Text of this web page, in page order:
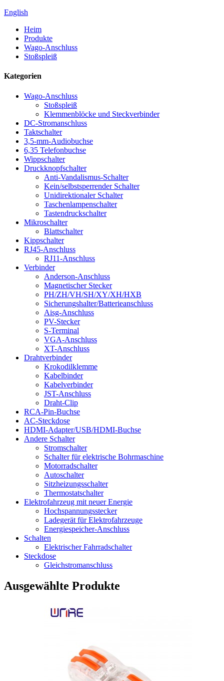
English
Heim
Produkte
Wago-Anschluss
Stoßspleiß
Kategorien
Wago-Anschluss
Stoßspleiß
Klemmenblöcke und Steckverbinder
DC-Stromanschluss
Taktschalter
3,5-mm-Audiobuchse
6,35 Telefonbuchse
Wippschalter
Druckknopfschalter
Anti-Vandalismus-Schalter
Kein/selbstsperrender Schalter
Unidirektionaler Schalter
Taschenlampenschalter
Tastendruckschalter
Mikroschalter
Blattschalter
Kippschalter
RJ45-Anschluss
RJ11-Anschluss
Verbinder
Anderson-Anschluss
Magnetischer Stecker
PH/ZH/VH/SH/XY/XH/HXB
Sicherungshalter/Batterieanschluss
Aisg-Anschluss
PV-Stecker
S-Terminal
VGA-Anschluss
XT-Anschluss
Drahtverbinder
Krokodilklemme
Kabelbinder
Kabelverbinder
JST-Anschluss
Draht-Clip
RCA-Pin-Buchse
AC-Steckdose
HDMI-Adapter/USB/HDMI-Buchse
Andere Schalter
Stromschalter
Schalter für elektrische Bohrmaschine
Motorradschalter
Autoschalter
Sitzheizungsschalter
Thermostatschalter
Elektrofahrzeug mit neuer Energie
Hochspannungsstecker
Ladegerät für Elektrofahrzeuge
Energiespeicher-Anschluss
Schalten
Elektrischer Fahrradschalter
Steckdose
Gleichstromanschluss
Ausgewählte Produkte